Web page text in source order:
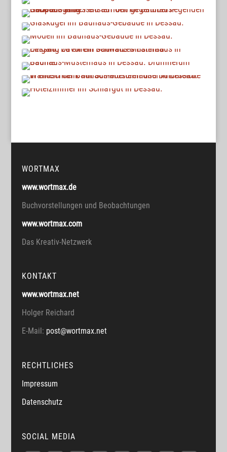
WORTMAX
www.wortmax.de
Buchvorstellungen und Beobachtungen
www.wortmax.com
Das Kreativ-Netzwerk
KONTAKT
www.wortmax.net
Holger Reichard
E-Mail: post@wortmax.net
RECHTLICHES
Impressum
Datenschutz
SOCIAL MEDIA